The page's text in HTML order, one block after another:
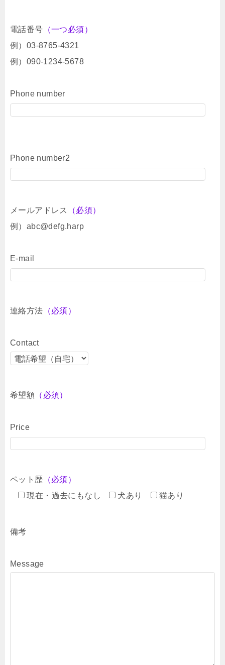
電話番号 （一つ必須）
例）03-8765-4321
例）090-1234-5678
Phone number
Phone number2
メールアドレス
（必須）
例）abc@defg.harp
E-mail
連絡方法 （必須）
Contact
希望額 （必須）
Price
ペット歴 （必須）
現在・過去にもなし
犬あり 猫あり
備考
Message